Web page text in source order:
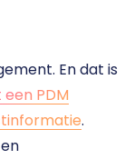
En dat is
een PDM
.